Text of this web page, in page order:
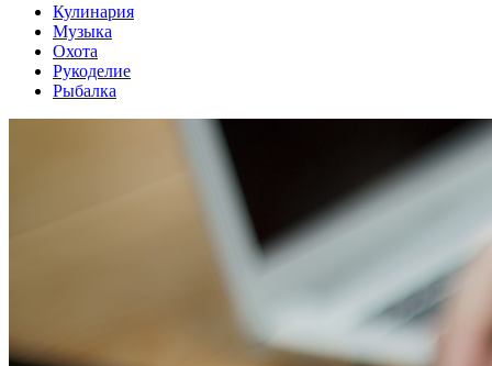
Кулинария
Музыка
Охота
Рукоделие
Рыбалка